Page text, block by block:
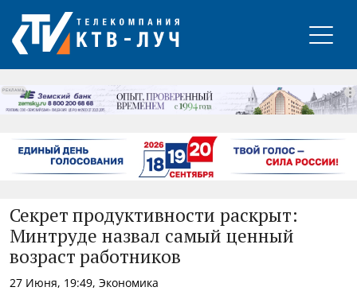
РЕКЛАМА
Секрет продуктивности раскрыт:
Минтруде назвал самый ценный
возраст работников
27 Июня, 19:49, Экономика